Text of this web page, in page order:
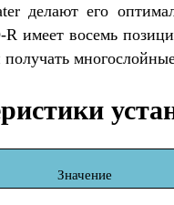
делают его
имеет восемь
Значение